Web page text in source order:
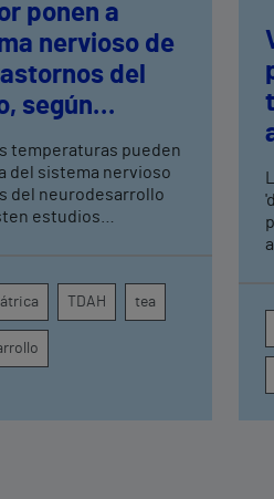
ponen a
nervioso de
del
según
temperaturas pueden
del sistema nervioso
del neurodesarrollo
estudios
y la
TDAH tea